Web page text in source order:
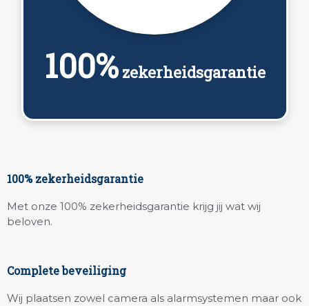
100%zekerheidsgarantie
100% zekerheidsgarantie
Met onze 100% zekerheidsgarantie krijg jij wat wij
beloven.
Complete beveiliging
Wij plaatsen zowel camera als alarmsystemen maar ook